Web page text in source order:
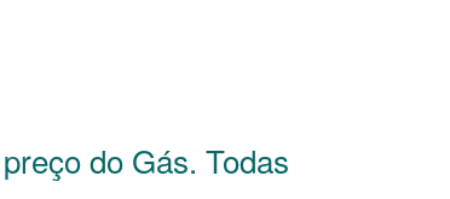
do Gás. Todas